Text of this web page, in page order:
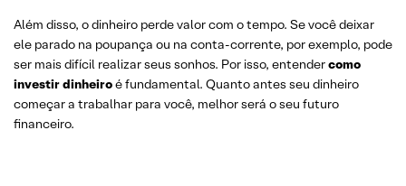
Além disso, o dinheiro perde valor com o tempo. Se você deixar
ele parado na poupança ou na conta-corrente, por exemplo, pode
ser mais difícil realizar seus sonhos. Por isso, entendercomo
investir dinheiroé fundamental. Quanto antes seu dinheiro
começar a trabalhar para você, melhor será o seu futuro
financeiro.